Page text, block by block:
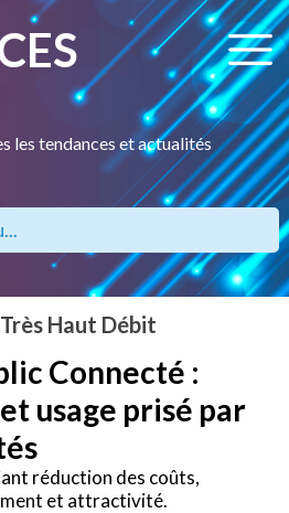
les tendances et actualités
Haut Débit
Connecté :
usage prisé par
réduction des coûts,
et attractivité.